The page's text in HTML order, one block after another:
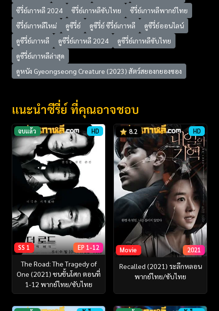
ซีรี่ย์เกาหลี 2024
ซีรี่ย์เกาหลีซับไทย
ซีรี่ย์เกาหลีพากย์ไทย
ซีรี่ย์เกาหลีใหม่
ดูซีรี่ย์ ดูซีรี่ย์ ซีรี่ย์เกาหลี
ดูซีรี่ย์ออนไลน์
ดูซีรี่ย์เกาหลี
ดูซีรี่ย์เกาหลี 2024
ดูซีรี่ย์เกาหลีซับไทย
ดูซีรี่ย์เกาหลีล่าสุด
ดูหนัง Gyeongseong Creature (2023) สัตว์สยองกยองซอง
แนะนำซีรี่ย์ ที่คุณอาจชอบ
จบแล้ว HD
SS 1 EP 1-12
The Road: The Tragedy of
One (2021) ชนชั้นโศก ตอนที่
1-12 พากย์ไทย/ซับไทย
8.2 HD
Movie 2021
Recalled (2021) ระลึกหลอน
พากย์ไทย/ซับไทย